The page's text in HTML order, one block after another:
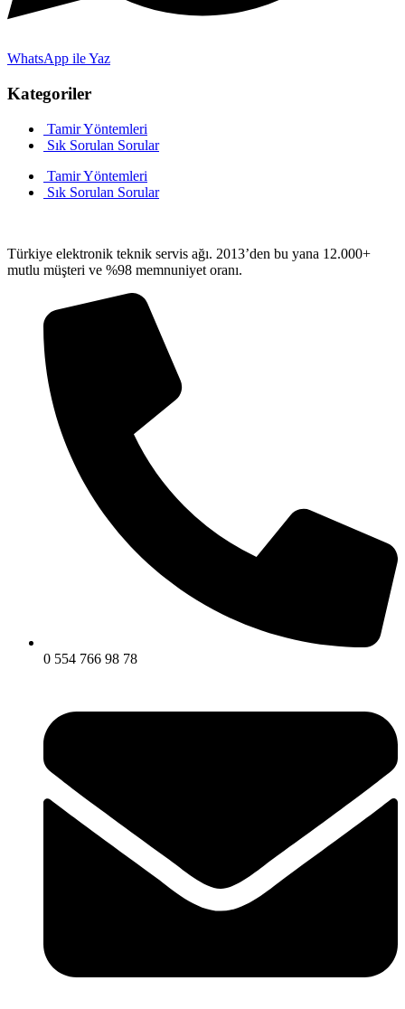
WhatsApp ile Yaz
Kategoriler
Tamir Yöntemleri
Sık Sorulan Sorular
Tamir Yöntemleri
Sık Sorulan Sorular
Türkiye elektronik teknik servis ağı. 2013’den bu yana 12.000+
mutlu müşteri ve %98 memnuniyet oranı.
0 554 766 98 78